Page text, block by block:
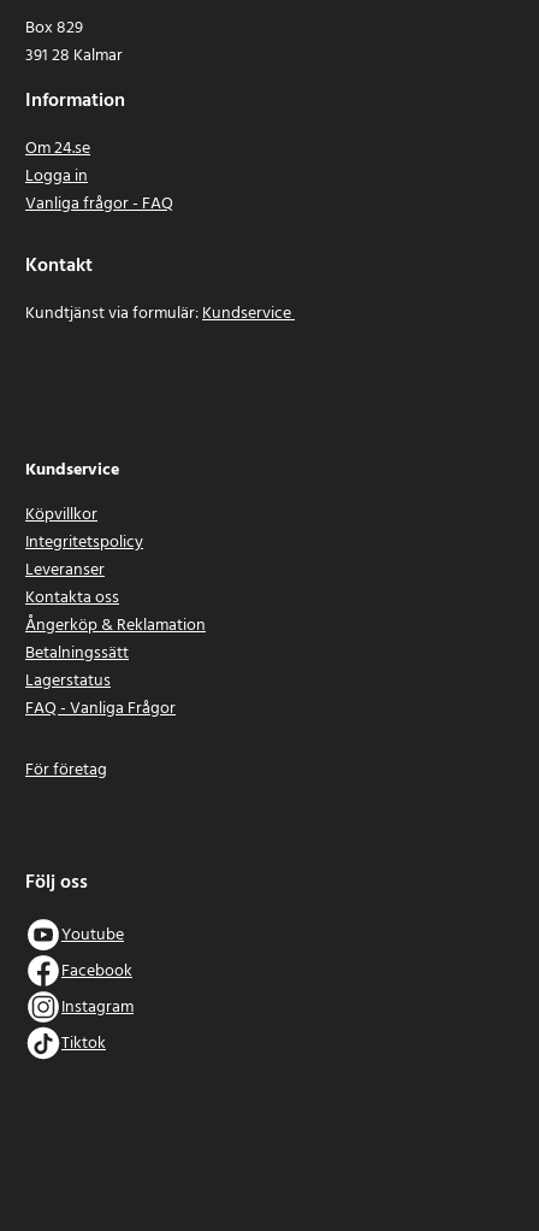
Box 829
391 28 Kalmar
Information
Om 24.se
Logga in
Vanliga frågor - FAQ
Kontakt
Kundtjänst via formulär:Kundservice
Kundservice
Köpvillkor
Integritetspolicy
Leveranser
Kontakta oss
Ångerköp & Reklamation
Betalningssätt
Lagerstatus
FAQ - Vanliga Frågor
För företag
Följ oss
Youtube
Facebook
Instagram
Tiktok